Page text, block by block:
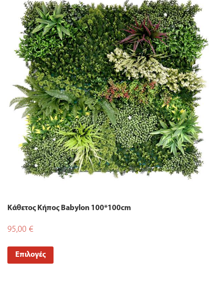
Κάθετος Κήπος Babylon 100*100cm
95,00 €
Επιλογές